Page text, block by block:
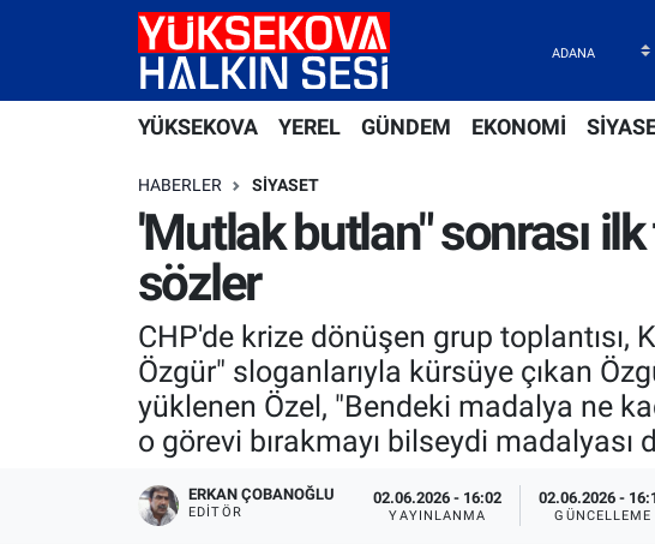
YÜKSEKOVA YEREL GÜNDEM EKONOMİ
HABERLER SIYASET
'Mutlak butlan" sonrası
sözler
CHP'de krize dönüşen grup toplantısı,
Özgür" sloganlarıyla kürsüye çıkan
yüklenen Özel, "Bendeki madalya ne
o görevi bırakmayı bilseydi
ERKAN ÇOBANOĞLU
EDITÖR
02.06.2026 - 16:02
YAYINLANMA
02.06.2026 -
GÜNCELLEME
Yüksekova Nöbetçi Eczaneler
Yüksekova Trafik Yoğunluk Haritası
Süper Lig Puan Durumu ve Fikstür
Tüm Manşetler
Son Dakika Haberleri
Haber Arşivi